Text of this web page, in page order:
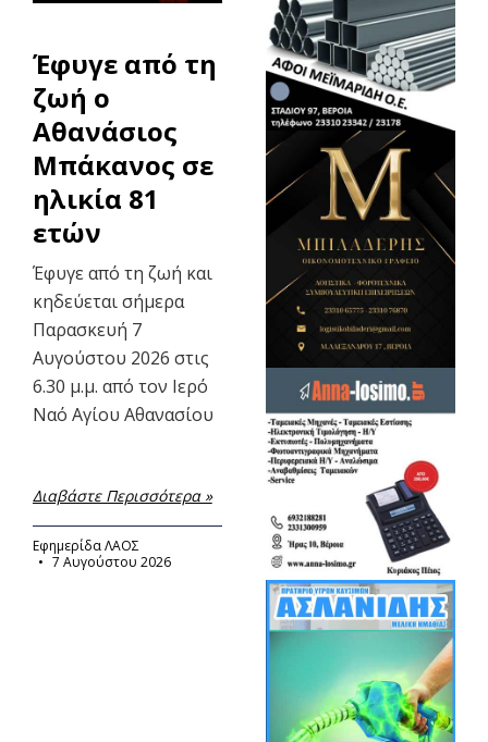
Έφυγε από τη
ζωή ο
Αθανάσιος
Μπάκανος σε
ηλικία 81
ετών
Έφυγε από τη ζωή και
κηδεύεται σήμερα
Παρασκευή 7
Αυγούστου 2026 στις
6.30 μ.μ. από τον Ιερό
Ναό Αγίου Αθανασίου
Διαβάστε Περισσότερα »
Εφημερίδα ΛΑΟΣ
7 Αυγούστου 2026